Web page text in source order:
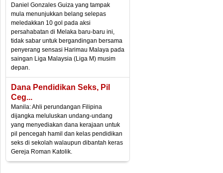
Daniel Gonzales Guiza yang tampak
mula menunjukkan belang selepas
meledakkan 10 gol pada aksi
persahabatan di Melaka baru-baru ini,
tidak sabar untuk bergandingan bersama
penyerang sensasi Harimau Malaya pada
saingan Liga Malaysia (Liga M) musim
depan.
Dana Pendidikan Seks, Pil
Ceg...
Manila: Ahli perundangan Filipina
dijangka meluluskan undang-undang
yang menyediakan dana kerajaan untuk
pil pencegah hamil dan kelas pendidikan
seks di sekolah walaupun dibantah keras
Gereja Roman Katolik.